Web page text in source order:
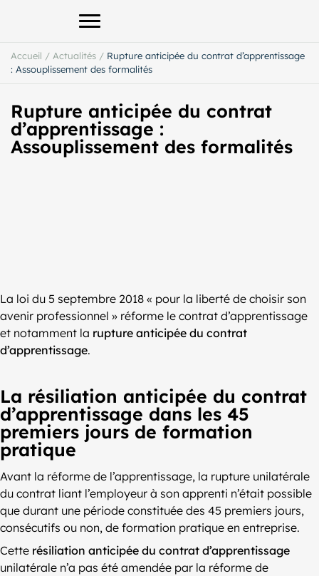
Afficher le menu principal
Accueil / Actualités / Rupture anticipée du contrat d’apprentissage
: Assouplissement des formalités
Rupture anticipée du contrat
d’apprentissage :
Assouplissement des formalités
La loi du 5 septembre 2018 « pour la liberté de choisir son
avenir professionnel » réforme le contrat d’apprentissage
et notamment la rupture anticipée du contrat
d’apprentissage.
La résiliation anticipée du contrat
d’apprentissage dans les 45
premiers jours de formation
pratique
Avant la réforme de l’apprentissage, la rupture unilatérale
du contrat liant l’employeur à son apprenti n’était possible
que durant une période constituée des 45 premiers jours,
consécutifs ou non, de formation pratique en entreprise.
Cette résiliation anticipée du contrat d’apprentissage
unilatérale n’a pas été amendée par la réforme de